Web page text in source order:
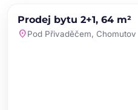
PRODEJ NOVINKA
Prodej bytu 2+1, 64 m²
location_onPod Přivaděčem, Chomutov